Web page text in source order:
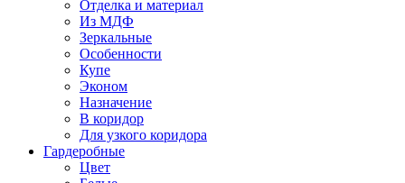
Отделка и материал
Из МДФ
Зеркальные
Особенности
Купе
Эконом
Назначение
В коридор
Для узкого коридора
Гардеробные
Цвет